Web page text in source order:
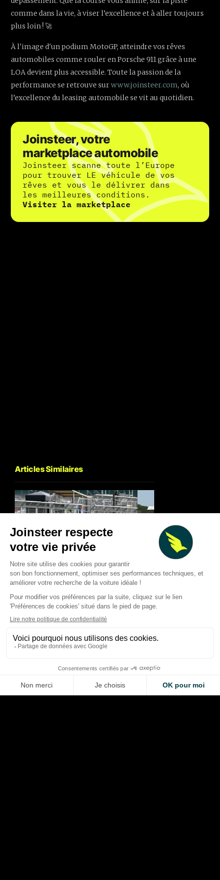
LA VOITURE DE VOS RÊVES
comme dans la vie, à viser l’excellence et à aller toujours
plus loin ! 🚀
À l'image d'un podium MotoGP, atteindre vos rêves
automobiles comme rouler en Porsche 911 grâce à une
LOA devient plus accessible. Toute la passion de la
performance se retrouve surwww.joinsteer.com, où
l’excellence du leasing automobile se vit au quotidien.
Joinsteer, votre
marketplace automobile
Joinsteer scanne toute l’Europe
pour trouver LE véhicule de vos
rêves et vous le délivrer dans
les meilleures conditions.
Visiter la marketplace
Articles Similaires
Sprint MotoGP à Silverstone :
Aprilia écrase Ducati, Martin
relance la machine
Aug 8, 2026
Martin écrase le
Aug 8, 2026